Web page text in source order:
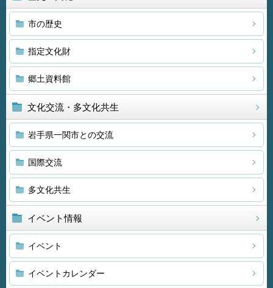
市の歴史
指定文化財
郷土資料館
文化交流・多文化共生
岩手県一関市との交流
国際交流
多文化共生
イベント情報
イベント
イベントカレンダー